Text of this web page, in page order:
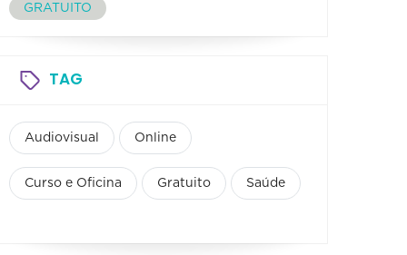
GRATUITO
TAG
Audiovisual Online
Curso e Oficina Gratuito Saúde